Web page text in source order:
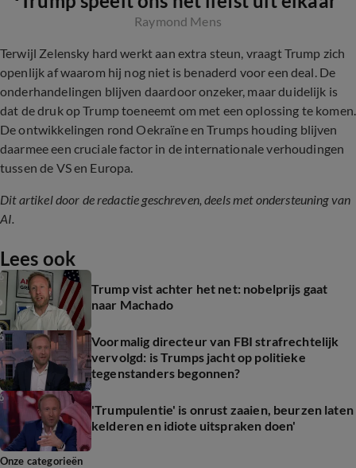
Raymond Mens
Terwijl Zelensky hard werkt aan extra steun, vraagt Trump zich
openlijk af waarom hij nog niet is benaderd voor een deal. De
onderhandelingen blijven daardoor onzeker, maar duidelijk is
dat de druk op Trump toeneemt om met een oplossing te komen.
De ontwikkelingen rond Oekraïne en Trumps houding blijven
daarmee een cruciale factor in de internationale verhoudingen
tussen de VS en Europa.
Dit artikel door de redactie geschreven, deels met ondersteuning van
AI.
Lees ook
Trump vist achter het net: nobelprijs gaat
naar Machado
Voormalig directeur van FBI strafrechtelijk
vervolgd: is Trumps jacht op politieke
tegenstanders begonnen?
'Trumpulentie' is onrust zaaien, beurzen laten
kelderen en idiote uitspraken doen'
Onze categorieën